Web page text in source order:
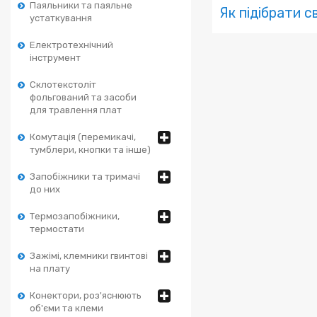
Паяльники та паяльне
устаткування
Електротехнічний
інструмент
Склотекстоліт
фольгований та засоби
для травлення плат
Комутація (перемикачі,
тумблери, кнопки та інше)
Запобіжники та тримачі
до них
Термозапобіжники,
термостати
Зажімі, клемники гвинтові
на плату
Конектори, роз'яснюють
об'єми та клеми
Як підібрати